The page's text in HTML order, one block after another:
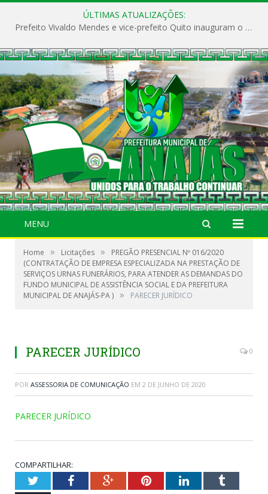
ÚLTIMAS ATUALIZAÇÕES:
Prefeito Vivaldo Mendes e vice-prefeito Quito inauguram o CAPS e fortalecem a saúde pública em Anajás.
MENU
Home » Licitações »
PREGÃO PRESENCIAL Nº 016/2020
(CONTRATAÇÃO DE EMPRESA ESPECIALIZADA NA PRESTAÇÃO DE
SERVIÇOS URNAS FUNERÁRIOS, PARA ATENDER AS DEMANDAS DO
FUNDO MUNICIPAL DE ASSISTÊNCIA SOCIAL E DA PREFEITURA
MUNICIPAL DE ANAJÁS-PA ) » PARECER JURÍDICO
PARECER JURÍDICO 0
POR ASSESSORIA DE COMUNICAÇÃO EM 2 DE JUNHO DE 2020
PARECER JURÍDICO
COMPARTILHAR:
TwitterFacebookGoogle+PinterestLinkedInTumblr